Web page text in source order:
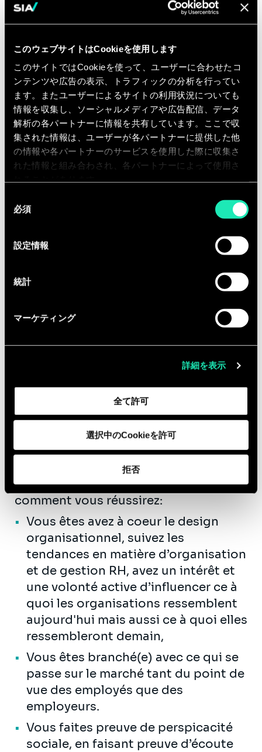
このウェブサイトはCookieを使用します
このサイトではCookieを使って、ユーザーに合わせたコ
ンテンツや広告の表示、トラフィックの分析を行ってい
ます。またユーザーによるサイトの利用状況についても
情報を収集し、ソーシャルメディアや広告配信、データ
解析の各パートナーに情報を共有しています。ここで収
集された情報は、ユーザーが各パートナーに提供した他
の情報や各パートナーのサービスを使用した際に収集さ
れた情報と組み合わされ、各パートナーによって使用さ
必須
設定情報
統計
マーケティング
詳細を表示
全て許可
選択中のCookieを許可
拒否
De plus, dans le cadre des activités
participation s’articule autour des
axes suivants :
Le développement ou le
renforcement de nos offres au
travers de formations, de groupes
de travail, de diffusion de support
internes et externes ;
La politique de publication (blogs
Le développement du cabinet en
commerciales et de visibilité
Qualifications
Diplômé(e) d'une formation
universitaire en administration, en RH,
en développement organisationnel, en
gestion de projets, en communication
nécessairement d'une expérience de
minimum 5 ans dans le conseil ou sur
des missions auprès d'une Direction
des Ressources Humaines.
Vous souhaitez bâtir votre carrière et
votre avenir chez Sia Partners? Voici
comment vous réussirez:
Vous êtes avez à coeur le design
organisationnel, suivez les
tendances en matière d’organisation
et de gestion RH, avez un intérêt et
une volonté active d’influencer ce à
quoi les organisations ressemblent
aujourd'hui mais aussi ce à quoi elles
ressembleront demain,
Vous êtes branché(e) avec ce qui se
passe sur le marché tant du point de
vue des employés que des
employeurs.
Vous faites preuve de perspicacité
sociale, en faisant preuve d’écoute